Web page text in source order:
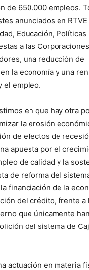
de 650.000 empleos.
anunciados en RTVE
Educación, Políticas
a las
una reducción de
la economía y una
el empleo.
en que hay otra
la erosión
de efectos de
apuesta por el
de calidad y la
de reforma del
financiación de la
del crédito, frente a
que únicamente
del sistema de
actuación en materia